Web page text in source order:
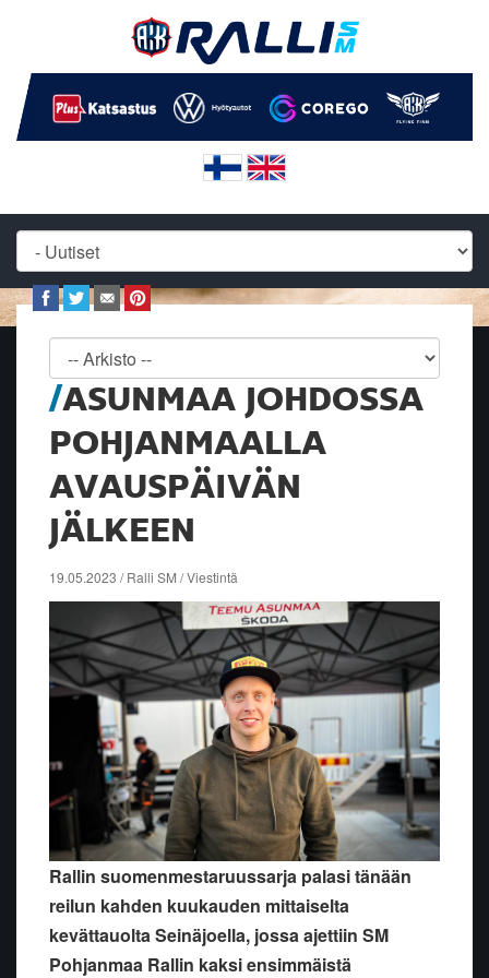
ASUNMAA JOHDOSSA
POHJANMAALLA
AVAUSPÄIVÄN
JÄLKEEN
19.05.2023 / Ralli SM / Viestintä
Rallin suomenmestaruussarja palasi tänään
reilun kahden kuukauden mittaiselta
kevättauolta Seinäjoella, jossa ajettiin SM
Pohjanmaa Rallin kaksi ensimmäistä